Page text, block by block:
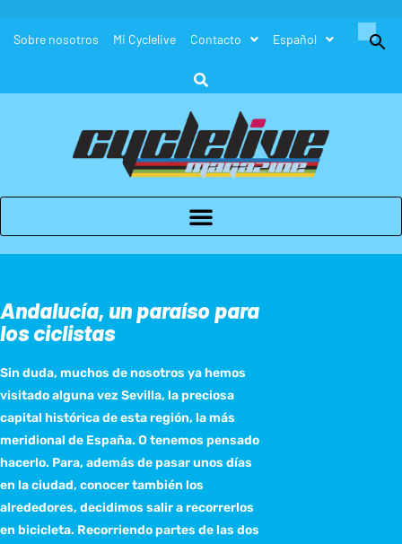
Sobre nosotros Mi Cyclelive Contacto Español
Buscar:
Andalucía, un paraíso para
los ciclistas
Sin duda, muchos de nosotros ya hemos
visitado alguna vez Sevilla, la preciosa
capital histórica de esta región, la más
meridional de España. O tenemos pensado
hacerlo. Para, además de pasar unos días
en la ciudad, conocer también los
alrededores, decidimos salir a recorrerlos
en bicicleta. Recorriendo partes de las dos